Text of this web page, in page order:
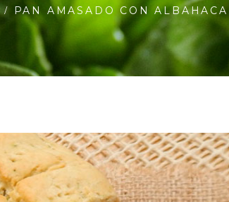
PAN AMASADO CON ALBAHACA